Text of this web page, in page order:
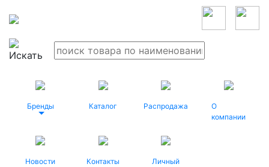
Бренды Каталог Распродажа
О
компании
Новости Контакты
Личный